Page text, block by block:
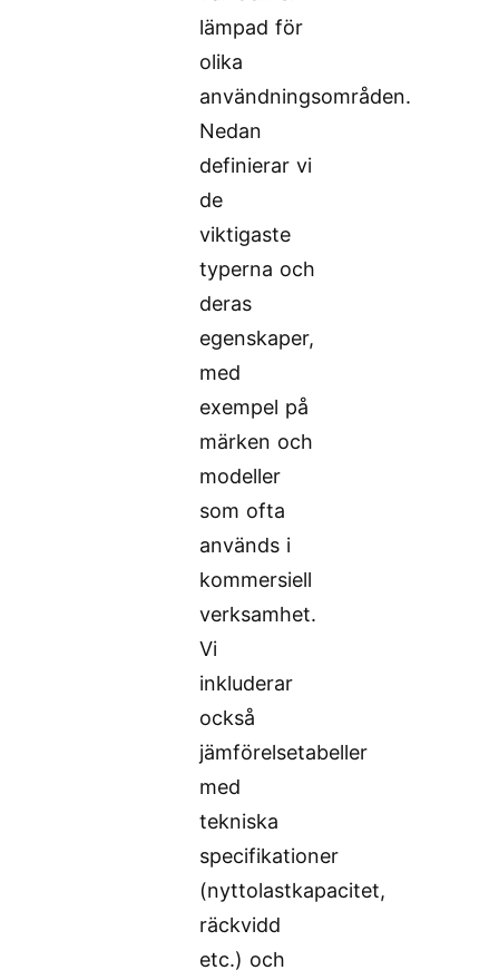
lämpad för
olika
användningsområden.
Nedan
definierar vi
de
viktigaste
typerna och
deras
egenskaper,
med
exempel på
märken och
modeller
som ofta
används i
kommersiell
verksamhet.
Vi
inkluderar
också
jämförelsetabeller
med
tekniska
specifikationer
(nyttolastkapacitet,
räckvidd
etc.) och